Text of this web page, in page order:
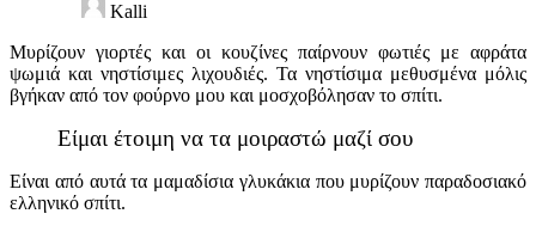
Kalli
Μυρίζουν γιορτές και οι κουζίνες παίρνουν φωτιές με αφράτα
ψωμιά και νηστίσιμες λιχουδιές. Τα νηστίσιμα μεθυσμένα μόλις
βγήκαν από τον φούρνο μου και μοσχοβόλησαν το σπίτι.
Είμαι έτοιμη να τα μοιραστώ μαζί σου
Είναι από αυτά τα μαμαδίσια γλυκάκια που μυρίζουν παραδοσιακό
ελληνικό σπίτι.